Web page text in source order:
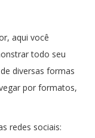
aqui você
todo seu
diversas formas
por formatos,
redes sociais: